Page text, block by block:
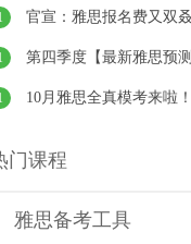
官宣：雅思报名费又双叒叕
第四季度【最新雅思预
10月雅思全真模考来啦！（启用密
门课程
雅思备考工具